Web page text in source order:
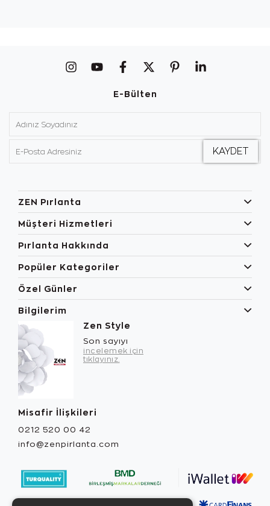
E-Bülten
ZEN Pırlanta
Müşteri Hizmetleri
Pırlanta Hakkında
Popüler Kategoriler
Özel Günler
Bilgilerim
Zen Style
Son sayıyı
incelemek için
tıklayınız.
Misafir İlişkileri
0212 520 00 42
info@zenpirlanta.com